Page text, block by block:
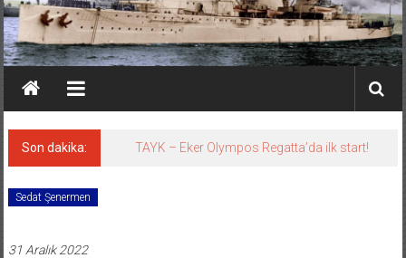
Son dakika: TAYK – Eker Olympos Regatta’da ilk start!
Sedat Şenermen
31 Aralık 2022